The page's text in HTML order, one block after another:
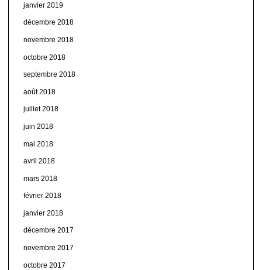
janvier 2019
décembre 2018
novembre 2018
octobre 2018
septembre 2018
août 2018
juillet 2018
juin 2018
mai 2018
avril 2018
mars 2018
février 2018
janvier 2018
décembre 2017
novembre 2017
octobre 2017